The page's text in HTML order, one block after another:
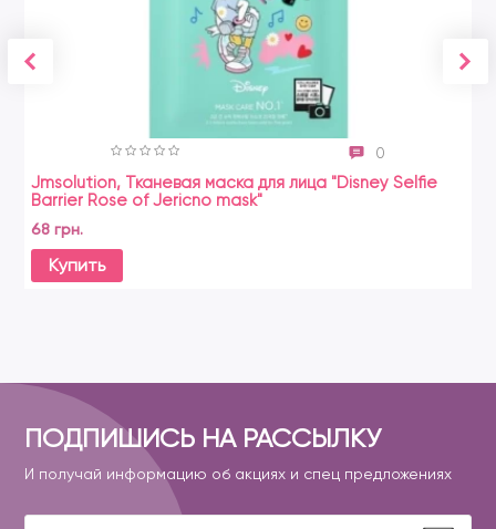
0
Jmsolution, Тканевая маска для лица "Disney Selfie
Barrier Rose of Jericno mask"
68 грн.
Купить
ПОДПИШИСЬ НА РАССЫЛКУ
И получай информацию об акциях и спец предложениях